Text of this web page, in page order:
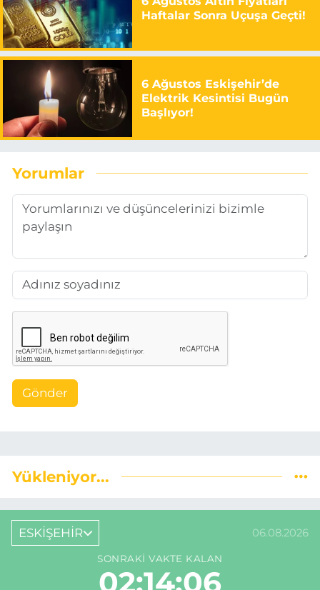
Haftalar Sonra Uçuşa Geçti!
6 Ağustos Eskişehir’de
Elektrik Kesintisi Bugün
Başlıyor!
Yorumlar
Gönder
Yükleniyor...
ESKİŞEHİR 06.08.2026
SONRAKI VAKTE KALAN
02:14:05